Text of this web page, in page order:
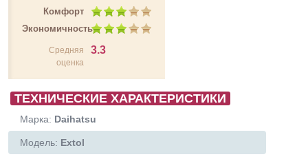
Комфорт
Экономичность
Средняя
оценка
3.3
ТЕХНИЧЕСКИЕ ХАРАКТЕРИСТИКИ
Марка: Daihatsu
Модель: Extol